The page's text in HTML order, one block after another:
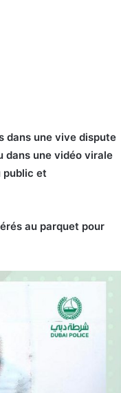
dans une vive dispute
dans une vidéo virale
public et
au parquet pour